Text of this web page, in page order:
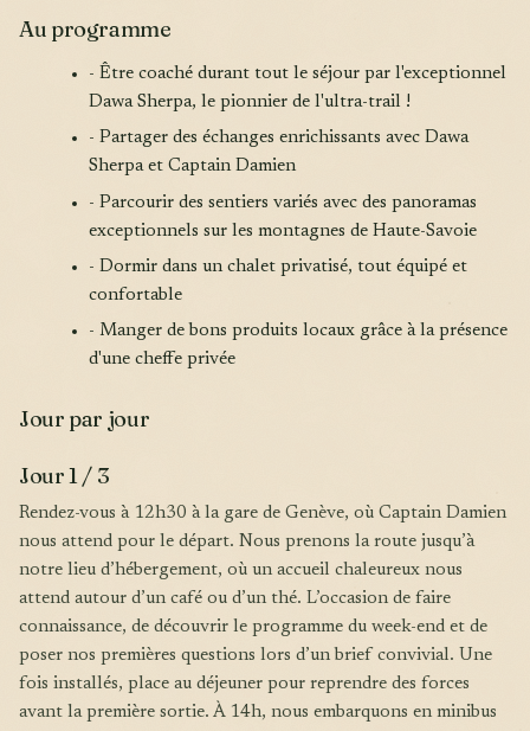
Au programme
- Être coaché durant tout le séjour par l'exceptionnel
Dawa Sherpa, le pionnier de l'ultra-trail !
- Partager des échanges enrichissants avec Dawa
Sherpa et Captain Damien
- Parcourir des sentiers variés avec des panoramas
exceptionnels sur les montagnes de Haute-Savoie
- Dormir dans un chalet privatisé, tout équipé et
confortable
- Manger de bons produits locaux grâce à la présence
d'une cheffe privée
Jour par jour
Jour 1 / 3
Rendez-vous à 12h30 à la gare de Genève, où Captain Damien
nous attend pour le départ. Nous prenons la route jusqu’à
notre lieu d’hébergement, où un accueil chaleureux nous
attend autour d’un café ou d’un thé. L’occasion de faire
connaissance, de découvrir le programme du week-end et de
poser nos premières questions lors d’un brief convivial. Une
fois installés, place au déjeuner pour reprendre des forces
avant la première sortie. À 14h, nous embarquons en minibus